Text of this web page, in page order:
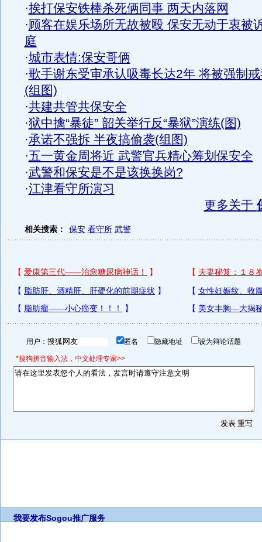
·挨打保安铁棒杀死俩同事 两天内落网
·顾客在娱乐场所无故被殴 保安无动于衷被
庭
·城市表情:保安哥俩
·歌手谢东受审承认吸毒长达2年 将被强制
(组图)
·共建共管共保安全
·狱中擒“暴徒” 韶关举行反“暴狱”演练(图)
·承诺不强拆 半夜搞偷袭(组图)
·五一黄金周将近 武警官兵精心筹划保安全
·武警和保安是不是该换换岗?
·江津看守所演习
更多关于
相关搜索： 保安 看守所 武警
用户： 匿名 隐藏地址 设为辩论话题
*搜狗拼音输入法，中文处理专家>>
我要发布Sogou推广服务